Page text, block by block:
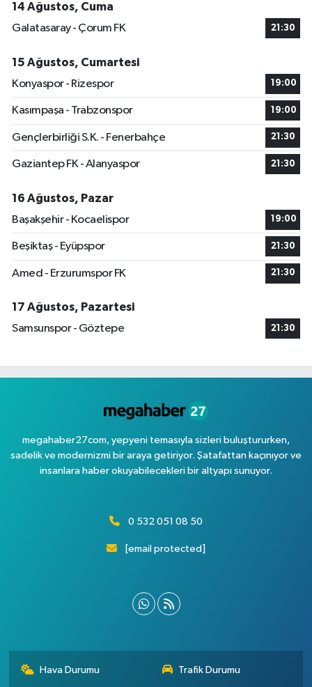
14 Ağustos, Cuma
Galatasaray - Çorum FK
21:30
15 Ağustos, Cumartesi
Konyaspor - Rizespor
19:00
Kasımpaşa - Trabzonspor 19:00
Gençlerbirliği S.K. - Fenerbahçe 21:30
Gaziantep FK - Alanyaspor 21:30
16 Ağustos, Pazar
Başakşehir - Kocaelispor
19:00
Beşiktaş - Eyüpspor 21:30
Amed - Erzurumspor FK 21:30
17 Ağustos, Pazartesi
Samsunspor - Göztepe
21:30
megahaber27com, yepyeni temasıyla sizleri buluştururken,
sadelik ve modernizmi bir araya getiriyor. Şatafattan kaçınıyor ve
insanlara haber okuyabilecekleri bir altyapı sunuyor.
0 532 051 08 50
[email protected]
Hava Durumu Trafik Durumu